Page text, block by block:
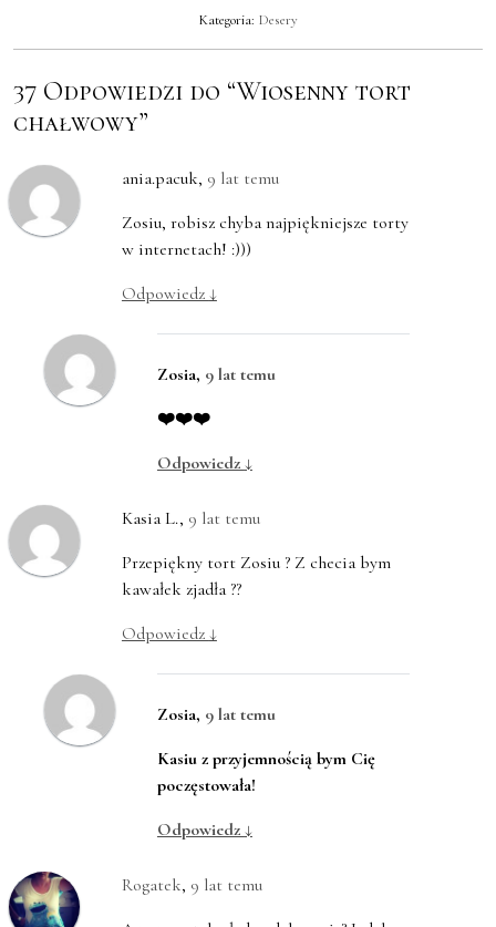
Kategoria: Desery
37 Odpowiedzi do “Wiosenny tort
chałwowy”
ania.pacuk, 9 lat temu
Zosiu, robisz chyba najpiękniejsze torty
w internetach! :)))
Odpowiedz ↓
Zosia, 9 lat temu
❤️❤️❤️
Odpowiedz ↓
Kasia L., 9 lat temu
Przepiękny tort Zosiu ? Z checia bym
kawałek zjadła ??
Odpowiedz ↓
Zosia, 9 lat temu
Kasiu z przyjemnością bym Cię
poczęstowała!
Odpowiedz ↓
Rogatek, 9 lat temu